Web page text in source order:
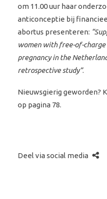
om 11.00 uur haar
anticonceptie bij
abortus presenteren:
women with free-of-
pregnancy in the
retrospective study”.
Nieuwsgierig geworden?
op pagina 78.
Deel via social media